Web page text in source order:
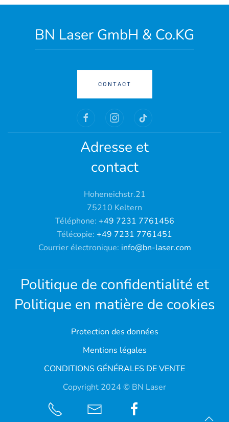
BN Laser GmbH & Co.KG
CONTACT
Adresse et
contact
Hoheneichstr.21
75210 Keltern
Téléphone: +49 7231 7761456
Télécopie: +49 7231 7761451
Courrier électronique: info@bn-laser.com
Politique de confidentialité et
Politique en matière de cookies
Protection des données
Mentions légales
CONDITIONS GÉNÉRALES DE VENTE
Copyright 2024 © BN Laser